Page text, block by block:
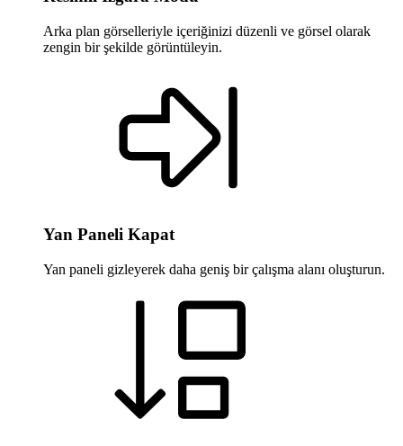
Arka plan görselleriyle içeriğinizi düzenli ve görsel olarak
zengin bir şekilde görüntüleyin.
Yan Paneli Kapat
Yan paneli gizleyerek daha geniş bir çalışma alanı oluşturun.